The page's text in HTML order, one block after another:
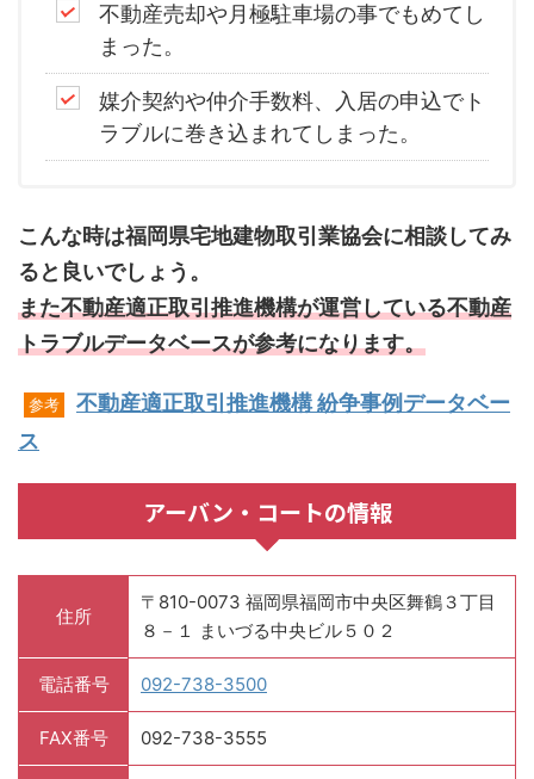
不動産売却や月極駐車場の事でもめてし
まった。
媒介契約や仲介手数料、入居の申込でト
ラブルに巻き込まれてしまった。
こんな時は福岡県宅地建物取引業協会に相談してみ
ると良いでしょう。
また不動産適正取引推進機構が運営している不動産
トラブルデータベースが参考になります。
参考
不動産適正取引推進機構 紛争事例データベー
ス
アーバン・コートの情報
住所
〒810-0073 福岡県福岡市中央区舞鶴３丁目
８－１ まいづる中央ビル５０２
電話番号 092-738-3500
FAX番号 092-738-3555